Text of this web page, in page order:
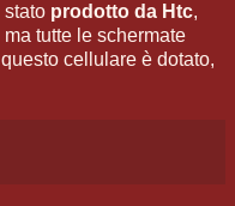
stato prodotto da Htc,
ma tutte le schermate
cellulare è dotato,